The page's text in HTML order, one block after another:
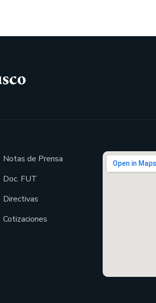
Notas de Prensa
Doc. FUT
Directivas
Cotizaciones